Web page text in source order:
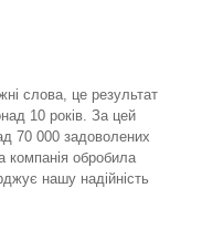
слова, це результат
10 років. За цей
70 000 задоволених
обробила
нашу надійність